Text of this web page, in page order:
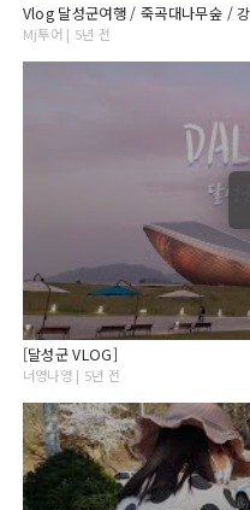
Mj투어 | 5년 전
[달성군 VLOG]
너영나영 | 5년 전